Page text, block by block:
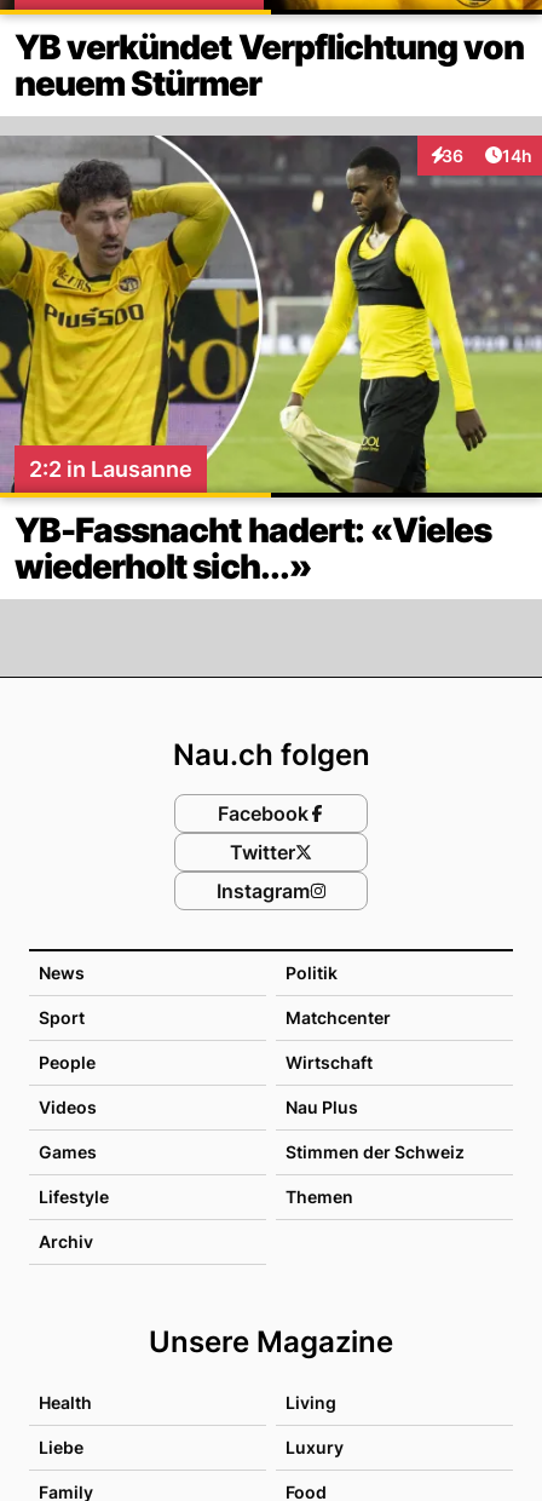
YB verkündet Verpflichtung von
neuem Stürmer
36
Interaktionen
14h
2:2 in Lausanne
YB-Fassnacht hadert: «Vieles
wiederholt sich...»
News Politik
Sport Matchcenter
People Wirtschaft
Videos Nau Plus
Games Stimmen der Schweiz
Lifestyle Themen
Archiv
Unsere Magazine
Health Living
Liebe Luxury
Family Food
Nau.ch folgen
Facebook
Twitter
Instagram